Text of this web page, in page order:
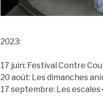
2023:
17 juin: Festival Contre
20 août: Les dimanches
17 septembre: Les escales